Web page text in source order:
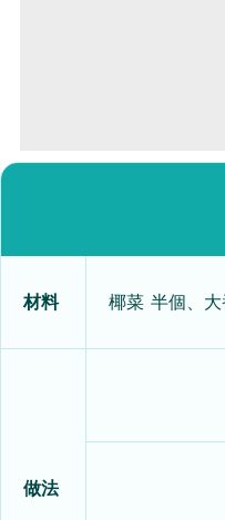
材料 椰菜 半個、
做法